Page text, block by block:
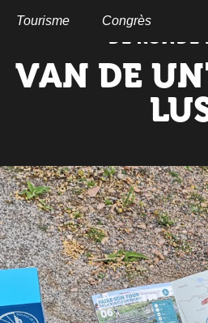
Tourisme Congrès
DE RONDE
VAN DE